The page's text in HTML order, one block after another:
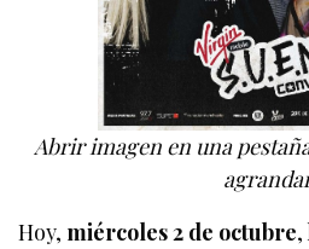
Abrir imagen en una
Hoy, miércoles 2 de octubre,